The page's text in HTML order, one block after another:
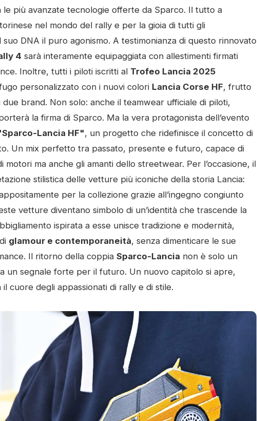
le più avanzate tecnologie offerte da Sparco. Il tutto a
nel mondo del rally e per la gioia di tutti gli
DNA il puro agonismo. A testimonianza di questo rinnovato
4 sarà interamente equipaggiata con allestimenti firmati
Inoltre, tutti i piloti iscritti al Trofeo Lancia 2025
personalizzato con i nuovi colori Lancia Corse HF, frutto
brand. Non solo: anche il teamwear ufficiale di piloti,
la firma di Sparco. Ma la vera protagonista dell’evento
Lancia HF", un progetto che ridefinisce il concetto di
Un mix perfetto tra passato, presente e futuro, capace di
motori ma anche gli amanti dello streetwear. Per l’occasione, il
stilistica delle vetture più iconiche della storia Lancia:
per la collezione grazie all’ingegno congiunto
vetture diventano simbolo di un’identità che trascende la
ispirata a esse unisce tradizione e modernità,
glamour e contemporaneità, senza dimenticare le sue
Il ritorno della coppia Sparco-Lancia non è solo un
un segnale forte per il futuro. Un nuovo capitolo si apre,
cuore degli appassionati di rally e di stile.